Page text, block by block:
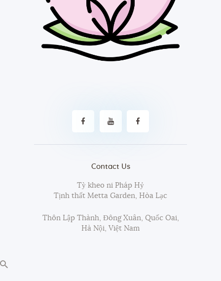
Contact Us
Tỳ kheo ni Pháp Hỷ
Tịnh thất Metta Garden, Hòa Lạc
Thôn Lập Thành, Đông Xuân, Quốc Oai,
Hà Nội, Việt Nam